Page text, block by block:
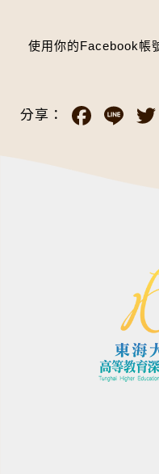
使用你的Facebook帳
分享：